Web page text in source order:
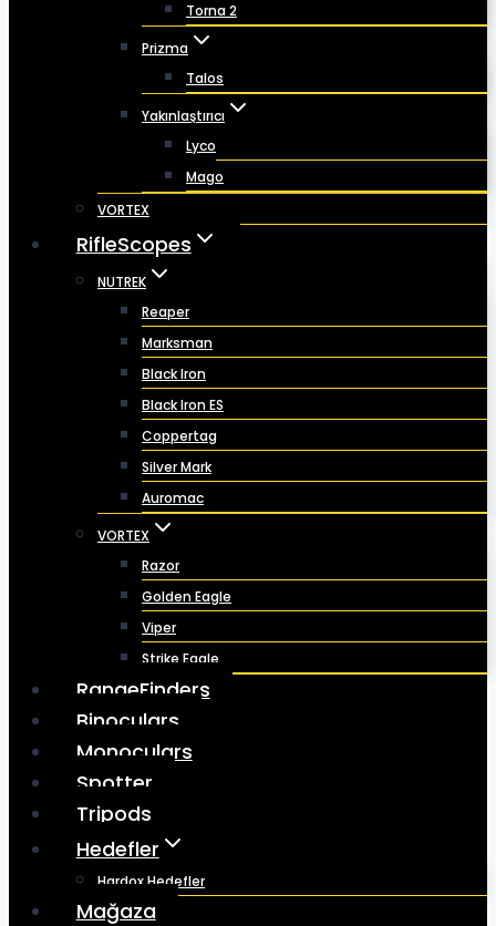
Torna 2
Prizma
Talos
Yakınlaştırıcı
Lyco
Mago
VORTEX
RifleScopes
NUTREK
Reaper
Marksman
Black Iron
Black Iron ES
Coppertag
Silver Mark
Auromac
VORTEX
Razor
Golden Eagle
Viper
Strike Eagle
RangeFinders
Binoculars
Monoculars
Spotter
Tripods
Hedefler
Hardox Hedefler
Mağaza